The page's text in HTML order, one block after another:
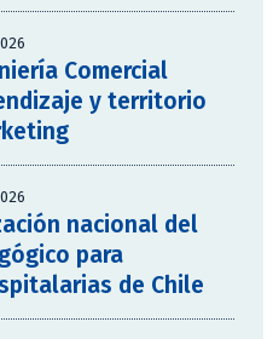
Comercial
y territorio
nacional del
para
de Chile